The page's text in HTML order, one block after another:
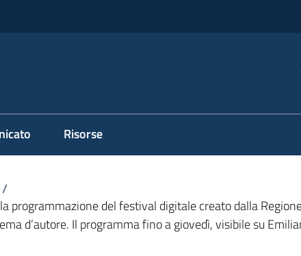
Risorse
/
programmazione del festival digitale creato dalla
d’autore. Il programma fino a giovedì, visibile su